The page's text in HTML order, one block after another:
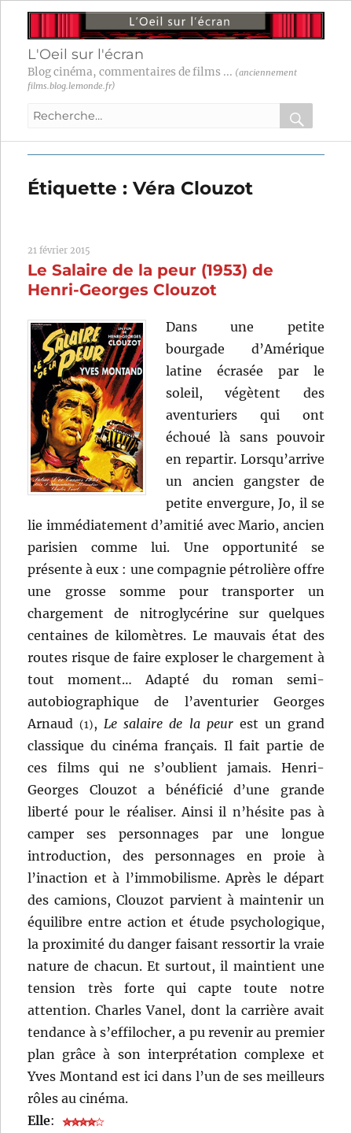
L'Oeil sur l'écran
Blog cinéma, commentaires de films ... (anciennement
films.blog.lemonde.fr)
Recherche
:
OK
Étiquette :Véra Clouzot
21 février 2015
Le Salaire de la peur (1953) de
Henri-Georges Clouzot
Dans une petite
bourgade d’Amérique
latine écrasée par le
soleil, végètent des
aventuriers qui ont
échoué là sans pouvoir
en repartir. Lorsqu’arrive
un ancien gangster de
petite envergure, Jo, il se
lie immédiatement d’amitié avec Mario, ancien
parisien comme lui. Une opportunité se
présente à eux : une compagnie pétrolière offre
une grosse somme pour transporter un
chargement de nitroglycérine sur quelques
centaines de kilomètres. Le mauvais état des
routes risque de faire exploser le chargement à
tout moment… Adapté du roman semi-
autobiographique de l’aventurier Georges
Arnaud(1),Le salaire de la peurest un grand
classique du cinéma français. Il fait partie de
ces films qui ne s’oublient jamais. Henri-
Georges Clouzot a bénéficié d’une grande
liberté pour le réaliser. Ainsi il n’hésite pas à
camper ses personnages par une longue
introduction, des personnages en proie à
l’inaction et à l’immobilisme. Après le départ
des camions, Clouzot parvient à maintenir un
équilibre entre action et étude psychologique,
la proximité du danger faisant ressortir la vraie
nature de chacun. Et surtout, il maintient une
tension très forte qui capte toute notre
attention. Charles Vanel, dont la carrière avait
tendance à s’effilocher, a pu revenir au premier
plan grâce à son interprétation complexe et
Yves Montand est ici dans l’un de ses meilleurs
rôles au cinéma.
Elle: